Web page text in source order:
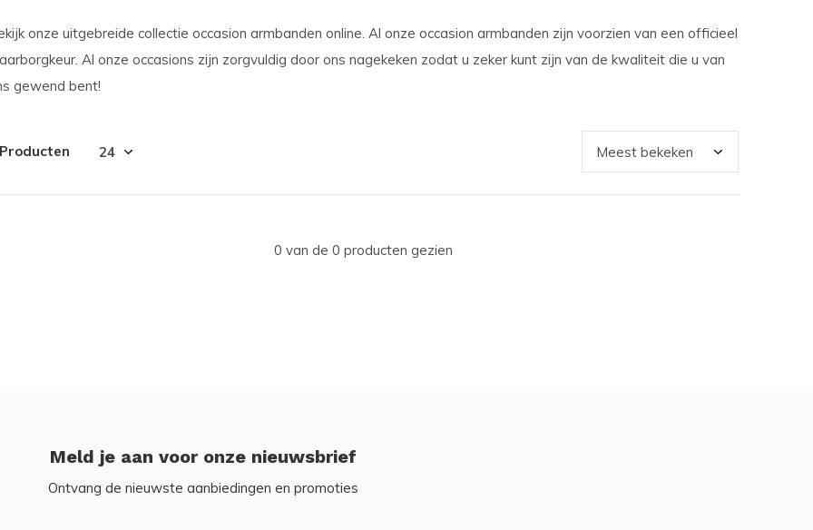
onze uitgebreide collectie occasion armbanden online. Al onze occasion armbanden zijn voorzien van een officieel
Al onze occasions zijn zorgvuldig door ons nagekeken zodat u zeker kunt zijn van de kwaliteit die u van
gewend bent!
0 van de 0 producten gezien
Meld je aan voor onze nieuwsbrief
Ontvang de nieuwste aanbiedingen en promoties